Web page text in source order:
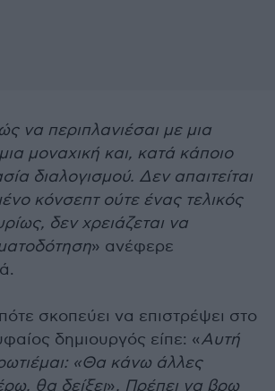
να περιπλανιέσαι με μια
μοναχική και, κατά κάποιο
διαλογισμού. Δεν απαιτείται
κόνσεπτ ούτε ένας τελικός
δεν χρειάζεται να
» ανέφερε
σκοπεύει να επιστρέψει στο
δημιουργός είπε: «Αυτή
«Θα κάνω άλλες
θα δείξει». Πρέπει να βρω